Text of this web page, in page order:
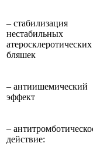
– стабилизация
нестабильных
атеросклеротических
бляшек
– антиишемический
эффект
–
действие: